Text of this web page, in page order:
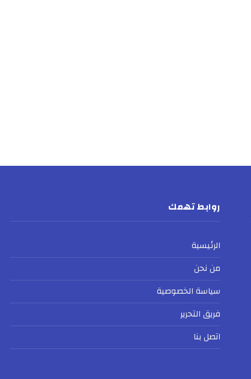
روابط تهمك
الرئيسية
من نحن
سياسة الخصوصية
فريق التحرير
اتصل بنا